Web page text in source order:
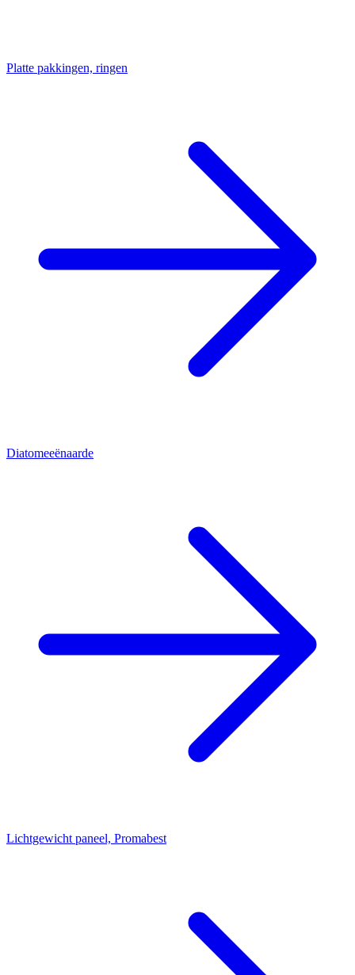
Platte pakkingen, ringen
Diatomeeënaarde
Lichtgewicht paneel, Promabest